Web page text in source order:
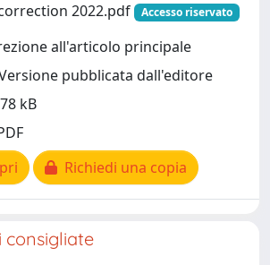
2022.pdf
Accesso riservato
all'articolo principale
pubblicata dall'editore
kB
Richiedi una copia
consigliate